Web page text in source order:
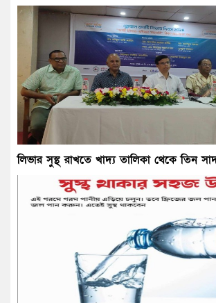
লিভার সুস্থ রাখতে খাদ্য তালিকা থেকে তিন